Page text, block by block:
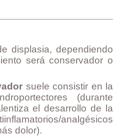
displasia, dependiendo
será conservador o
suele consistir en la
(durante
el desarrollo de la
analgésicos
dolor).